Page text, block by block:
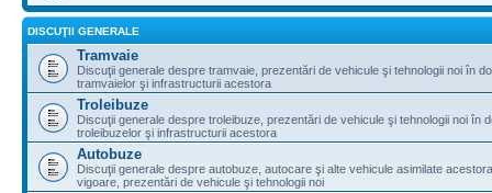
DISCUŢII GENERALE
Tramvaie
Discuţii generale despre tramvaie, prezentări de vehicule şi tehnologii noi în
tramvaielor şi infrastructurii acestora
Troleibuze
Discuţii generale despre troleibuze, prezentări de vehicule şi tehnologii noi în
troleibuzelor şi infrastructurii acestora
Autobuze
Discuţii generale despre autobuze, autocare şi alte vehicule asimilate
vigoare, prezentări de vehicule şi tehnologii noi